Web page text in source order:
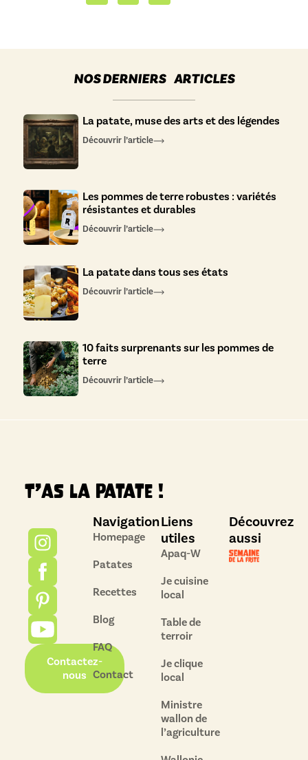
NOS DERNIERS ARTICLES
La patate, muse des arts et des légendes
Découvrir l’article
Les pommes de terre robustes : variétés
résistantes et durables
Découvrir l’article
La patate dans tous ses états
Découvrir l’article
10 faits surprenants sur les pommes de
terre
Découvrir l’article
T’as la patate !
Contactez-
nous
Navigation
Homepage
Patates
Recettes
Blog
FAQ
Contact
Liens
utiles
Apaq-W
Je cuisine
local
Table de
terroir
Je clique
local
Ministre
wallon de
l’agriculture
Découvrez
aussi